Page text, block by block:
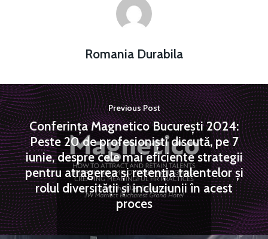
Romania Durabila
Previous Post
Conferința Magnetico București 2024:
Peste 20 de profesioniști discută, pe 7
iunie, despre cele mai eficiente strategii
pentru atragerea și retenția talentelor și
rolul diversității și incluziunii în acest
proces